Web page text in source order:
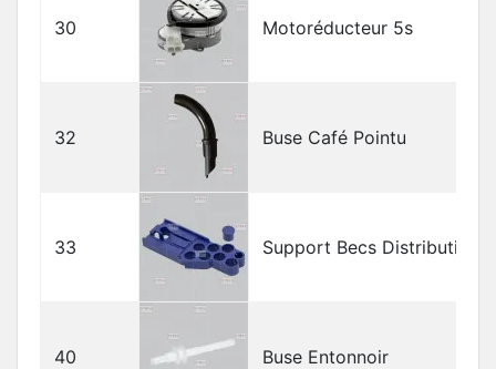
30 Motoréducteur 5s
32 Buse Café Pointu
33 Support Becs Distribution
40 Buse Entonnoir